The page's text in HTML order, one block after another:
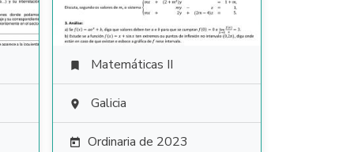
 Matemáticas II
 Galicia
 Ordinaria de 2023